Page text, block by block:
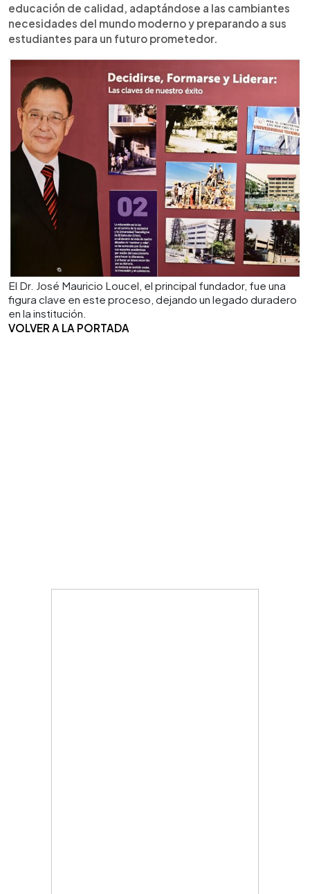
educación de calidad, adaptándose a las cambiantes
necesidades del mundo moderno y preparando a sus
estudiantes para un futuro prometedor.
El Dr. José Mauricio Loucel, el principal fundador, fue una
figura clave en este proceso, dejando un legado duradero
en la institución.
VOLVER A LA PORTADA